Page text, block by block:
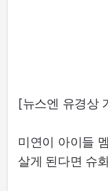
[뉴스엔 유경상
미연이 아이들
살게 된다면 슈